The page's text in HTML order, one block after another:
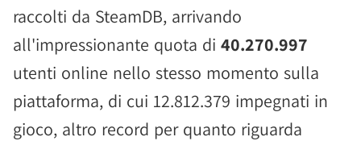
raccolti da SteamDB, arrivando
all'impressionante quota di 40.270.997
utenti online nello stesso momento sulla
piattaforma, di cui 12.812.379 impegnati in
gioco, altro record per quanto riguarda